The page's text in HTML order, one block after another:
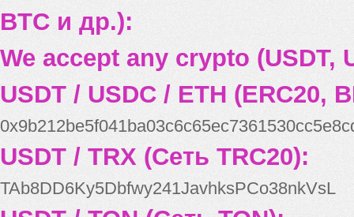
BTC и др.):
We accept any crypto (USDT,
USDT / USDC / ETH (ERC20,
USDT / TRX (Сеть TRC20):
TAb8DD6Ky5Dbfwy241JavhksPCo38nkVsL